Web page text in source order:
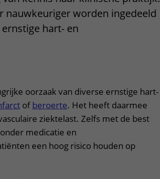
nauwkeuriger worden ingedeeld
hart- en
oorzaak van diverse ernstige hart-
ofberoerte. Het heeft daarmee
ziektelast. Zelfs met de best
medicatie en
een hoog risico houden op